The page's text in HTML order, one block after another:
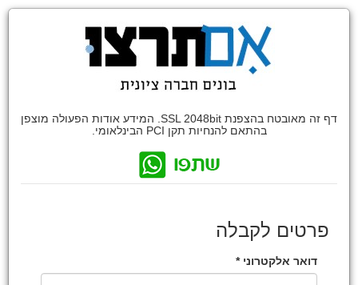
דף זה מאובטח בהצפנת SSL 2048bit. המידע אודות הפעולה מוצפן
בהתאם להנחיות תקן PCI הבינלאומי.
פרטים לקבלה
דואר אלקטרוני *